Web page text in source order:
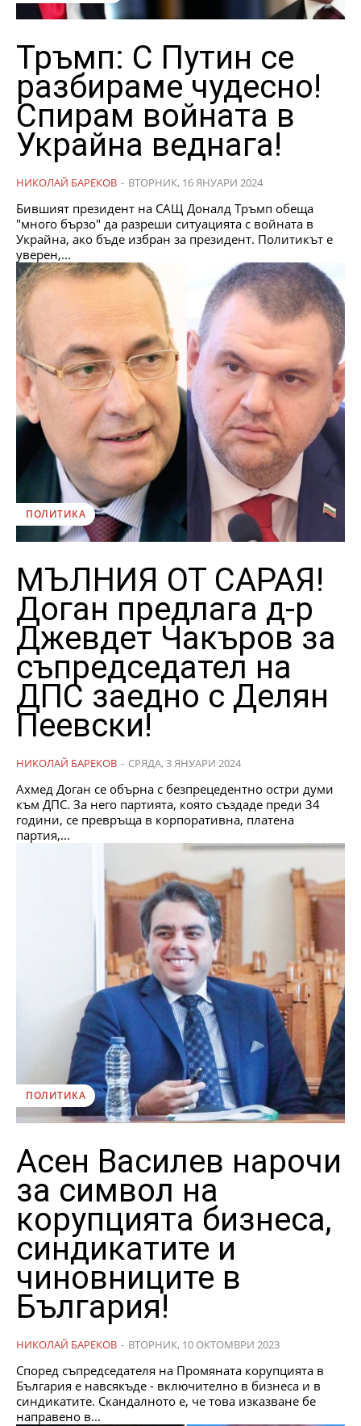
Тръмп: С Путин се
разбираме чудесно!
Спирам войната в
Украйна веднага!
НИКОЛАЙ БАРЕКОВ - ВТОРНИК, 16 ЯНУАРИ 2024
Бившият президент на САЩ Доналд Тръмп обеща
"много бързо" да разреши ситуацията с войната в
Украйна, ако бъде избран за президент. Политикът е
уверен,...
ПОЛИТИКА
МЪЛНИЯ ОТ САРАЯ!
Доган предлага д-р
Джевдет Чакъров за
съпредседател на
ДПС заедно с Делян
Пеевски!
НИКОЛАЙ БАРЕКОВ - СРЯДА, 3 ЯНУАРИ 2024
Ахмед Доган се обърна с безпрецедентно остри думи
към ДПС. За него партията, която създаде преди 34
години, се превръща в корпоративна, платена
партия,...
ПОЛИТИКА
Асен Василев нарочи
за символ на
корупцията бизнеса,
синдикатите и
чиновниците в
България!
НИКОЛАЙ БАРЕКОВ - ВТОРНИК, 10 ОКТОМВРИ 2023
Според съпредседателя на Промяната корупцията в
България е навсякъде - включително в бизнеса и в
синдикатите. Скандалното е, че това изказване бе
направено в...